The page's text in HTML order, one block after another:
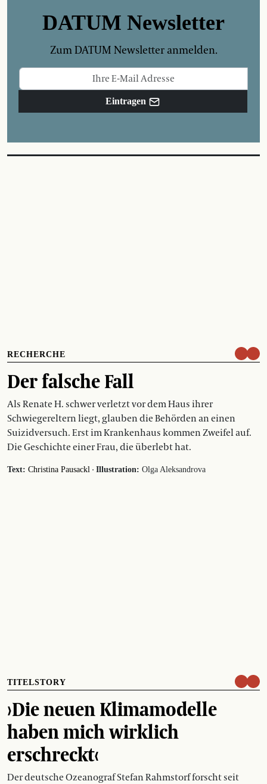
DATUM Newsletter
Zum DATUM Newsletter anmelden.
Eintragen
RECHERCHE
Der falsche Fall
Als Renate H. schwer verletzt vor dem Haus ihrer
Schwiegereltern liegt, glauben die Behörden an einen
Suizidversuch. Erst im Krankenhaus kommen Zweifel auf.
Die Geschichte einer Frau, die überlebt hat.
Text: Christina Pausackl · Illustration: Olga Aleksandrova
TITELSTORY
›Die neuen Klimamodelle
haben mich wirklich
erschreckt‹
Der deutsche Ozeanograf Stefan Rahmstorf forscht seit